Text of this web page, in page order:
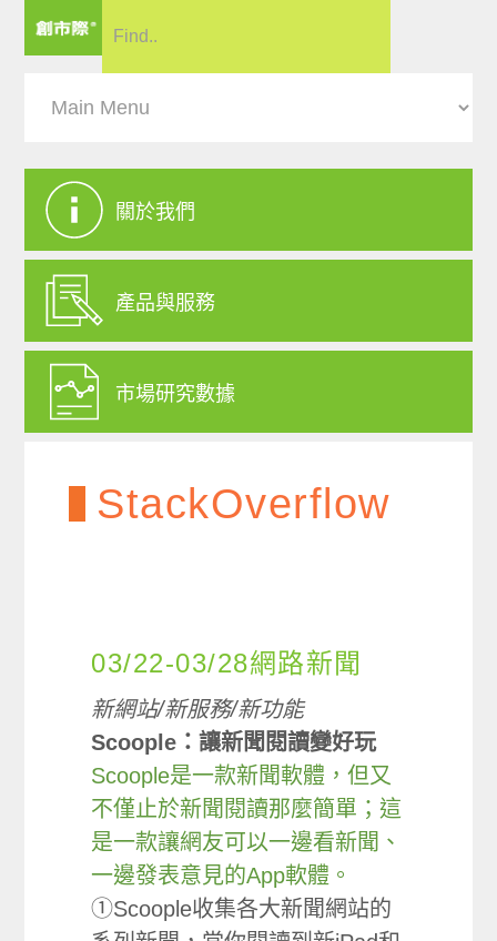
關於我們
產品與服務
市場研究數據
StackOverflow
03/22-03/28網路新聞
新網站/新服務/新功能
Scoople：讓新聞閱讀變好玩
Scoople是一款新聞軟體，但又
不僅止於新聞閱讀那麼簡單；這
是一款讓網友可以一邊看新聞、
一邊發表意見的App軟體。
①Scoople收集各大新聞網站的